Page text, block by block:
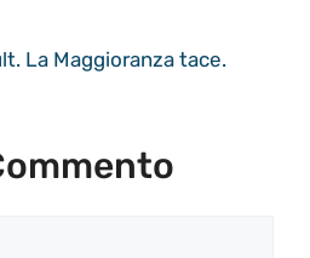
La Maggioranza tace.